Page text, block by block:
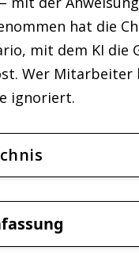
hat die
mit dem KI die
Wer Mitarbeiter
ignoriert.